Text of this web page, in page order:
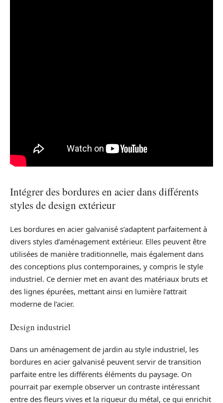
Intégrer des bordures en acier dans différents
styles de design extérieur
Les bordures en acier galvanisé s’adaptent parfaitement à
divers styles d’aménagement extérieur. Elles peuvent être
utilisées de manière traditionnelle, mais également dans
des conceptions plus contemporaines, y compris le style
industriel. Ce dernier met en avant des matériaux bruts et
des lignes épurées, mettant ainsi en lumière l’attrait
moderne de l’acier.
Design industriel
Dans un aménagement de jardin au style industriel, les
bordures en acier galvanisé peuvent servir de transition
parfaite entre les différents éléments du paysage. On
pourrait par exemple observer un contraste intéressant
entre des fleurs vives et la rigueur du métal, ce qui enrichit